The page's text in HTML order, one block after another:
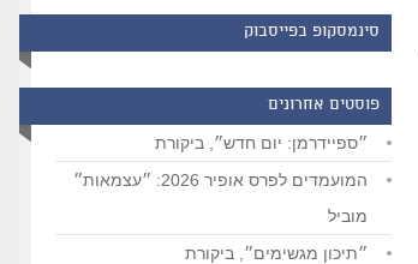
סינמסקופ בפייסבוק
פוסטים אחרונים
״ספיידרמן: יום חדש״, ביקורת
המועמדים לפרס אופיר 2026: ״עצמאות״
מוביל
״תיכון מגשימים״, ביקורת